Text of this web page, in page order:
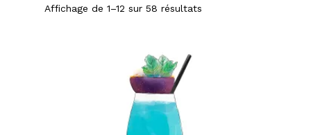
Affichage de 1–12 sur 58 résultats